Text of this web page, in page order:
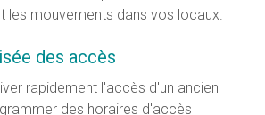
les mouvements dans vos locaux.
des accès
rapidement l'accès d'un ancien
des horaires d'accès